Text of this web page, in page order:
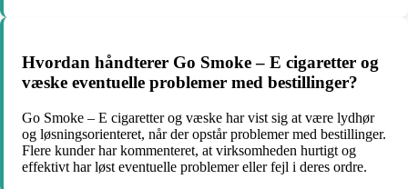
Hvordan håndterer Go Smoke – E cigaretter og
væske eventuelle problemer med bestillinger?
Go Smoke – E cigaretter og væske har vist sig at være lydhør
og løsningsorienteret, når der opstår problemer med bestillinger.
Flere kunder har kommenteret, at virksomheden hurtigt og
effektivt har løst eventuelle problemer eller fejl i deres ordre.